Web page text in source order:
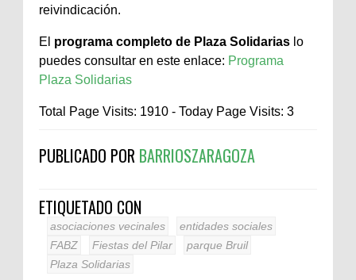
reivindicación.
El programa completo de Plaza Solidarias lo
puedes consultar en este enlace: Programa
Plaza Solidarias
Total Page Visits: 1910 - Today Page Visits: 3
PUBLICADO POR BARRIOSZARAGOZA
ETIQUETADO CON
asociaciones vecinales
entidades sociales
FABZ
Fiestas del Pilar
parque Bruil
Plaza Solidarias